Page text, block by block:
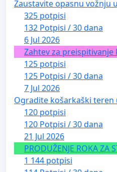
Zaustavite opasnu vožnju
325 potpisi
132 Potpisi / 30 dana
6 Jul 2026
Zahtev za
125 potpisi
125 Potpisi / 30 dana
7 Jul 2026
Ogradite košarkaški teren
120 potpisi
120 Potpisi / 30 dana
21 Jul 2026
PRODUŽENJE ROKA ZA
1 144 potpisi